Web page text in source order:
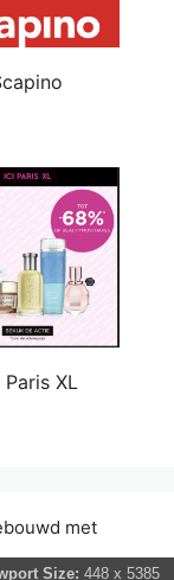
Paris XL
met
Size: 448 x 5385